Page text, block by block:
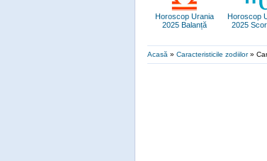
Horoscop Urania
2025 Balanță
Horoscop
2025
Acasă » Caracteristicile zodiilor»